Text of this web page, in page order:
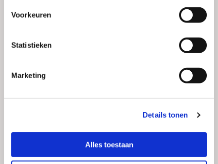
Voorkeuren
Statistieken
Marketing
Details tonen
Alles toestaan